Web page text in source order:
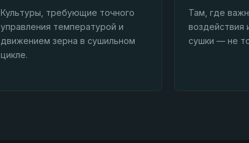
Культуры, требующие точного
управления температурой и
движением зерна в сушильном
цикле.
Там, где
воздействия
сушки — не